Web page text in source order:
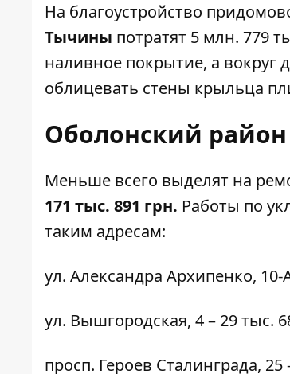
На благоустройство
Тычины потратят 5 млн. 779
наливное покрытие, а вокруг
облицевать стены крыльца
Оболонский район
Меньше всего выделят на
171 тыс. 891 грн. Работы по
таким адресам:
ул. Александра Архипенко, 10-
ул. Вышгородская, 4– 29 тыс.
просп. Героев Сталинграда, 25